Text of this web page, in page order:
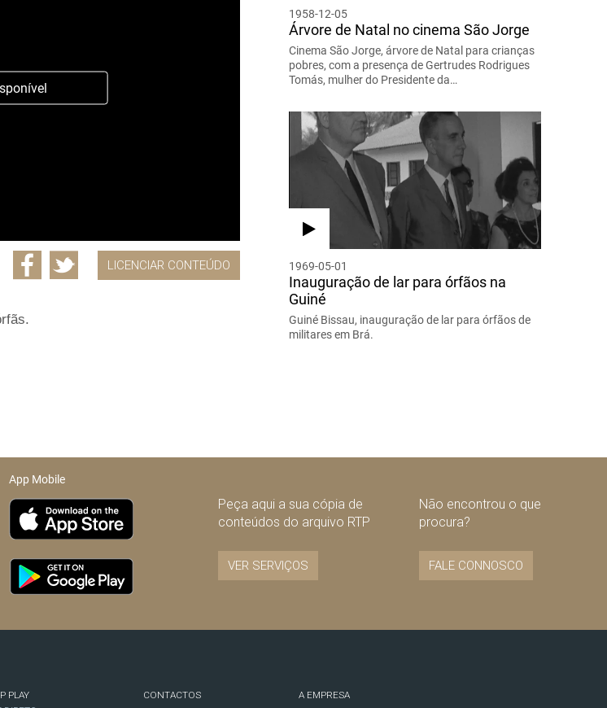
LICENCIAR CONTEÚDO
1958-12-05
Árvore de Natal no cinema São Jorge
Cinema São Jorge, árvore de Natal para crianças
pobres, com a presença de Gertrudes Rodrigues
Tomás, mulher do Presidente da…
1969-05-01
Inauguração de lar para órfãos na
Guiné
Guiné Bissau, inauguração de lar para órfãos de
militares em Brá.
App Mobile
Peça aqui a sua cópia de
conteúdos do arquivo RTP
VER SERVIÇOS
Não encontrou o que
procura?
FALE CONNOSCO
PLAY
CONTACTOS
A EMPRESA